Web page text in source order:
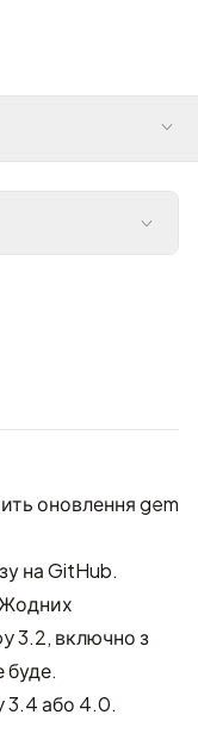
оновлення gem
на GitHub.
Жодних
3.2, включно з
буде.
3.4 або 4.0.